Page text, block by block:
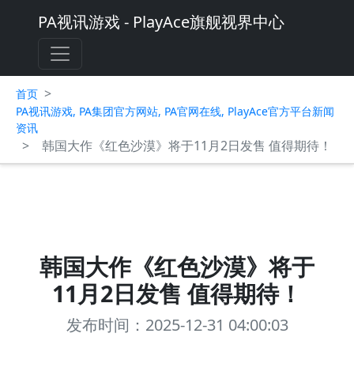
PA视讯游戏 - PlayAce旗舰视界中心
首页 >
PA视讯游戏, PA集团官方网站, PA官网在线, PlayAce官方平台新闻
资讯
> 韩国大作《红色沙漠》将于11月2日发售 值得期待！
韩国大作《红色沙漠》将于
11月2日发售 值得期待！
发布时间：2025-12-31 04:00:03